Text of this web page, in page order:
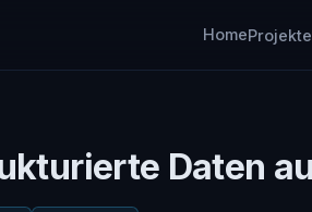
HomeProjekte
Daten